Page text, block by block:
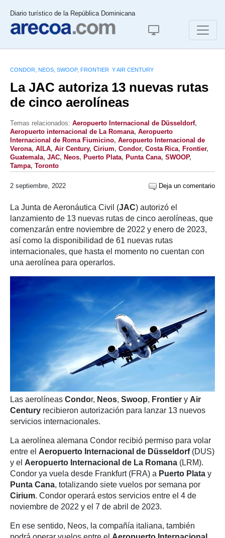
Diario turístico de la República Dominicana
CONDOR, NEOS, SWOOP, FRONTIER Y AIR CENTURY
La JAC autoriza 13 nuevas rutas
de cinco aerolíneas
Temas relacionados: Aeropuerto Internacional de Düsseldorf,
Aeropuerto internacional de La Romana, Aeropuerto
Internacional de Roma Fiumicino, Aeropuerto Internacional de
Verona, AILA, Air Century, Cirium, Condor, Costa Rica, Frontier,
Guatemala, JAC, Neos, Puerto Plata, Punta Cana, SWOOP,
Tampa, Toronto
2 septiembre, 2022 Deja un comentario
La Junta de Aeronáutica Civil (JAC) autorizó el
lanzamiento de 13 nuevas rutas de cinco aerolíneas, que
comenzarán entre noviembre de 2022 y enero de 2023,
así como la disponibilidad de 61 nuevas rutas
internacionales, que hasta el momento no cuentan con
una aerolínea para operarlos.
Las aerolíneas Condor, Neos, Swoop, Frontier y Air
Century recibieron autorización para lanzar 13 nuevos
servicios internacionales.
La aerolínea alemana Condor recibió permiso para volar
entre el Aeropuerto Internacional de Düsseldorf(DUS)
y el Aeropuerto Internacional de La Romana (LRM).
Condor ya vuela desde Frankfurt (FRA) a Puerto Plata y
Punta Cana, totalizando siete vuelos por semana por
Cirium. Condor operará estos servicios entre el 4 de
noviembre de 2022 y el 7 de abril de 2023.
En ese sentido, Neos, la compañía italiana, también